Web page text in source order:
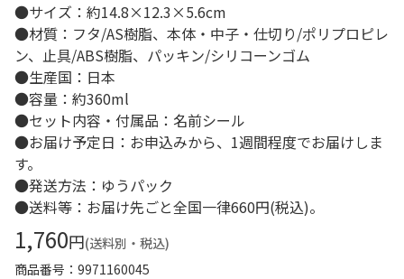
●サイズ：約14.8×12.3×5.6cm
●材質：フタ/AS樹脂、本体・中子・仕切り/ポリプロピレ
ン、止具/ABS樹脂、パッキン/シリコーンゴム
●生産国：日本
●容量：約360ml
●セット内容・付属品：名前シール
●お届け予定日：お申込みから、1週間程度でお届けしま
す。
●発送方法：ゆうパック
●送料等：お届け先ごと全国一律660円(税込)。
1,760円(送料別・税込)
商品番号
9971160045